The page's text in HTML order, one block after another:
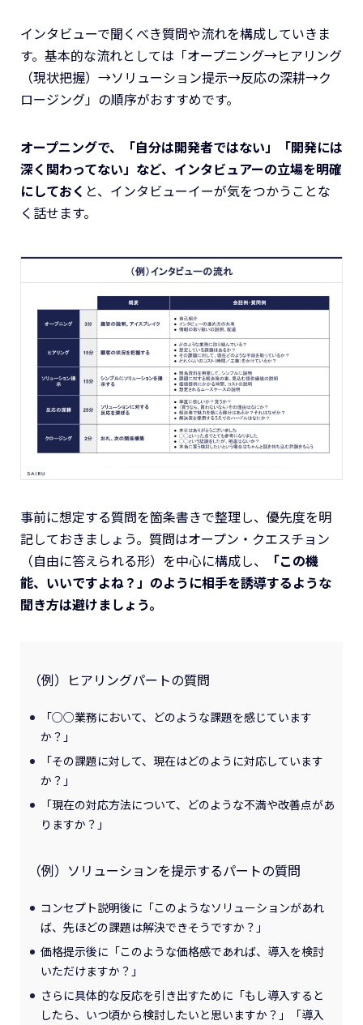
インタビューで聞くべき質問や流れを構成していきま
す。基本的な流れとしては「オープニング→ヒアリング
（現状把握）→ソリューション提示→反応の深耕→ク
ロージング」の順序がおすすめです。
オープニングで、「自分は開発者ではない」「開発には
深く関わってない」など、インタビュアーの立場を明確
にしておく と、インタビューイーが気をつかうことな
く話せます。
事前に想定する質問を箇条書きで整理し、優先度を明
記しておきましょう。質問はオープン・クエスチョン
（自由に答えられる形）を中心に構成し、
「この機
能、いいですよね？」のように相手を誘導するような
聞き方は避けましょう。
（例）ヒアリングパートの質問
「○○業務において、どのような課題を感じています
か？」
「その課題に対して、現在はどのように対応しています
か？」
「現在の対応方法について、どのような不満や改善点があ
りますか？」
（例）ソリューションを提示するパートの質問
コンセプト説明後に「このようなソリューションがあれ
ば、先ほどの課題は解決できそうですか？」
価格提示後に「このような価格感であれば、導入を検討
いただけますか？」
さらに具体的な反応を引き出すために「もし導入すると
したら、いつ頃から検討したいと思いますか？」「導入